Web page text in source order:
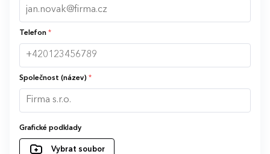
Telefon *
Společnost (název) *
Grafické podklady
Vybrat soubor